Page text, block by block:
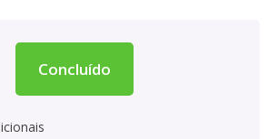
Concluído